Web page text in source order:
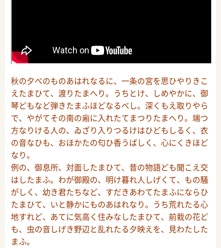
秋の夕べのものあはれなるに、一条の宮を思ひやりきこ
えたまひて、渡りたまへり。うちとけ、しめやかに、御
琴どもなど弾きたまふほどなるべし。深くもえ取りやら
で、やがてその南の廂に入れたてまつりたまへり。端つ
方なりける人の、ゐざり入りつるけはひどもしるく、衣
の音なひも、おほかたの匂ひ香うばしく、心にくきほど
なり。
例の、御息所、対面したまひて、昔の物語ども聞こえ交
はしたまふ。わが御殿の、明け暮れ人しげくて、もの騒
がしく、幼き君たちなど、すだきあわてたまふにならひ
たまひて、いと静かにものあはれなり。うち荒れたる心
地すれど、あてに気高く住みなしたまひて、前栽の花ど
も、虫の音しげき野辺と乱れたる夕映えを、見わたした
まふ。